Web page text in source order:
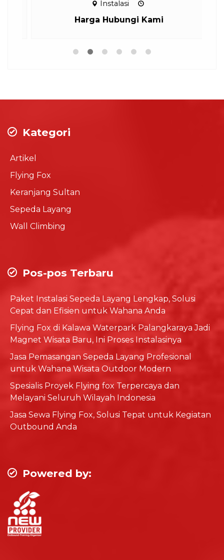
Instalasi
Harga Hubungi Kami
Kategori
Artikel
Flying Fox
Keranjang Sultan
Sepeda Layang
Wall Climbing
Pos-pos Terbaru
Paket Instalasi Sepeda Layang Lengkap, Solusi
Cepat dan Efisien untuk Wahana Anda
Flying Fox di Kalawa Waterpark Palangkaraya Jadi
Magnet Wisata Baru, Ini Proses Instalasinya
Jasa Pemasangan Sepeda Layang Profesional
untuk Wahana Wisata Outdoor Modern
Spesialis Proyek Flying fox Terpercaya dan
Melayani Seluruh Wilayah Indonesia
Jasa Sewa Flying Fox, Solusi Tepat untuk Kegiatan
Outbound Anda
Powered by: